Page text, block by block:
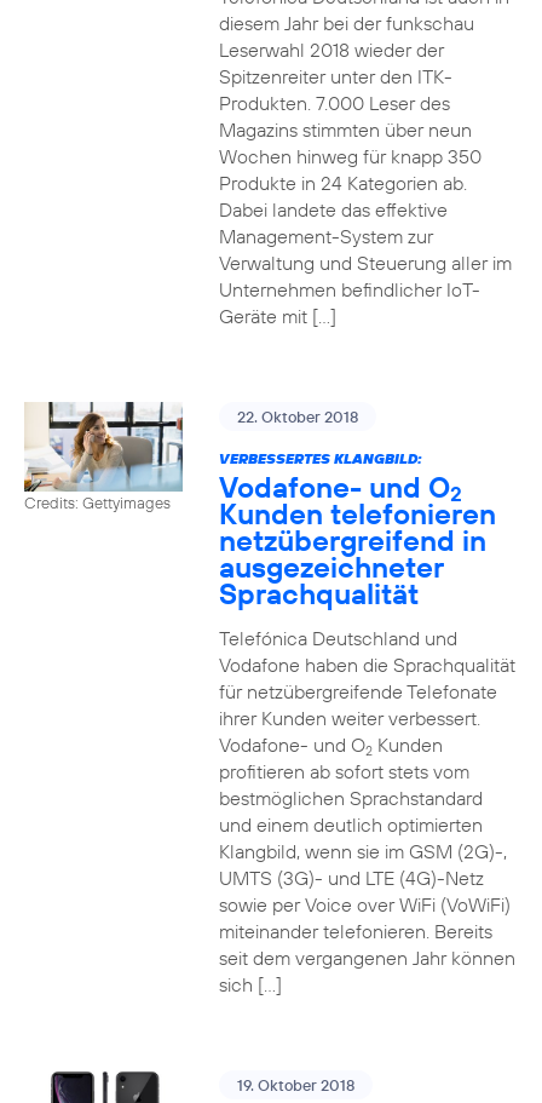
diesem Jahr bei der funkschau
Leserwahl 2018 wieder der
Spitzenreiter unter den ITK-
Produkten. 7.000 Leser des
Magazins stimmten über neun
Wochen hinweg für knapp 350
Produkte in 24 Kategorien ab.
Dabei landete das effektive
Management-System zur
Verwaltung und Steuerung aller im
Unternehmen befindlicher IoT-
Geräte mit […]
Credits: Gettyimages
22. Oktober 2018
VERBESSERTES KLANGBILD:
Vodafone- und O2
Kunden telefonieren
netzübergreifend in
ausgezeichneter
Sprachqualität
Telefónica Deutschland und
Vodafone haben die Sprachqualität
für netzübergreifende Telefonate
ihrer Kunden weiter verbessert.
Vodafone- und O2Kunden
profitieren ab sofort stets vom
bestmöglichen Sprachstandard
und einem deutlich optimierten
Klangbild, wenn sie im GSM (2G)-,
UMTS (3G)- und LTE (4G)-Netz
sowie per Voice over WiFi (VoWiFi)
miteinander telefonieren. Bereits
seit dem vergangenen Jahr können
sich […]
19. Oktober 2018